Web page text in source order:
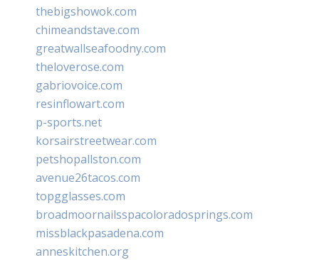
thebigshowok.com
chimeandstave.com
greatwallseafoodny.com
theloverose.com
gabriovoice.com
resinflowart.com
p-sports.net
korsairstreetwear.com
petshopallston.com
avenue26tacos.com
topgglasses.com
broadmoornailsspacoloradosprings.com
missblackpasadena.com
anneskitchen.org